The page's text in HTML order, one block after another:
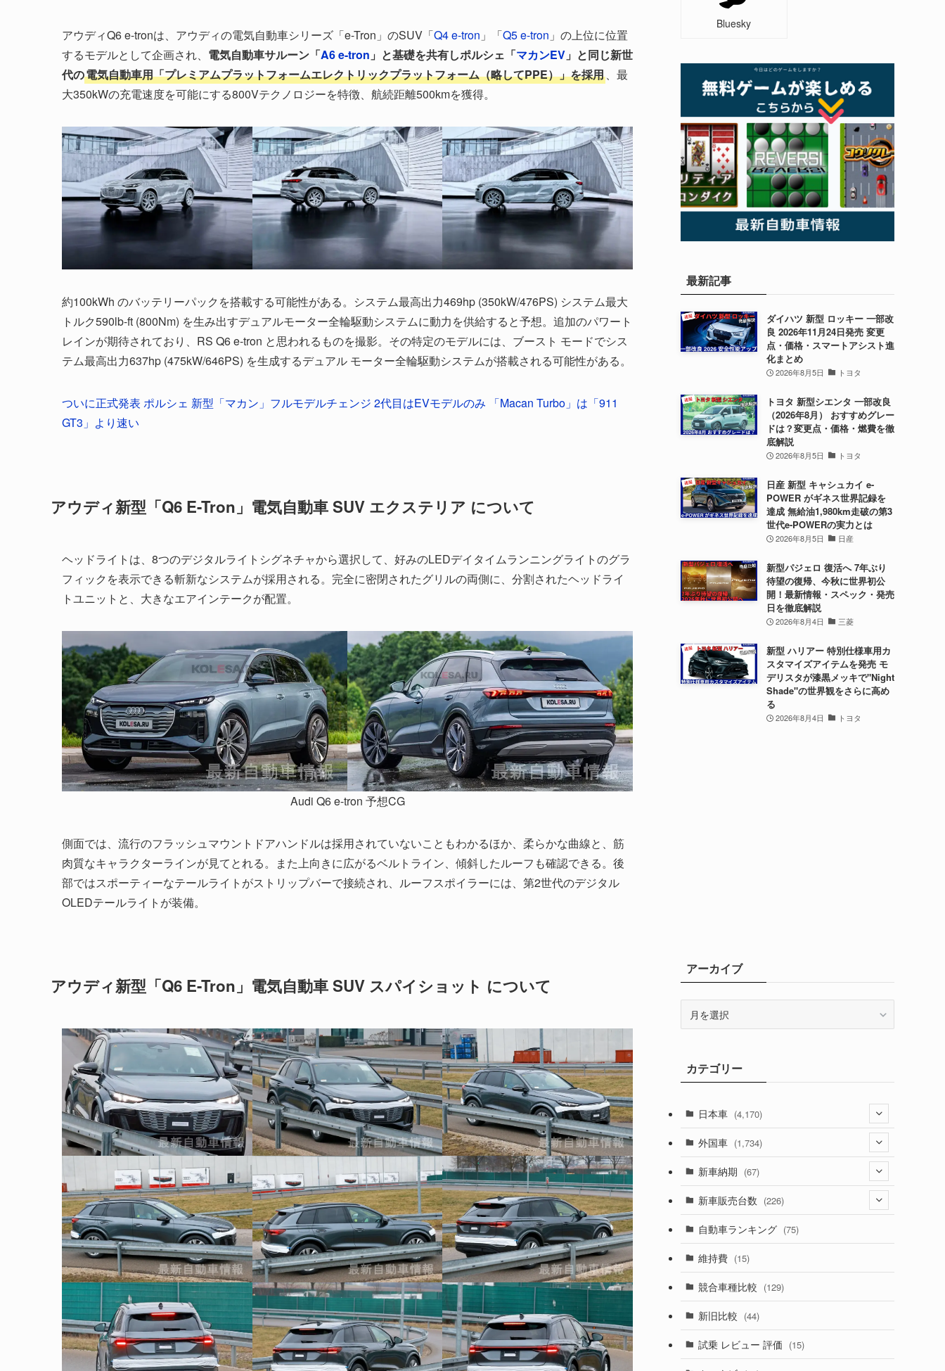
アウディQ6 e-tronは、アウディの電気自動車シリーズ「e-Tron」のSUV「Q4 e-tron 」「Q5 e-tron 」の上位に位置
するモデルとして企画され、 電気自動車サルーン「A6 e-tron 」と基礎を共有しポルシェ「マカンEV 」と同じ新世
代の電気自動車用「プレミアムプラットフォームエレクトリックプラットフォーム（略してPPE）」を採用、最
大350kWの充電速度を可能にする800Vテクノロジーを特徴、航続距離500kmを獲得。
約100kWh のバッテリーパックを搭載する可能性がある。システム最高出力469hp (350kW/476PS) システム最大
トルク590lb-ft (800Nm) を生み出すデュアルモーター全輪駆動システムに動力を供給すると予想。追加のパワート
レインが期待されており、RS Q6 e-tron と思われるものを撮影。その特定のモデルには、ブースト モードでシス
テム最高出力637hp (475kW/646PS) を生成するデュアル モーター全輪駆動システムが搭載される可能性がある。
ついに正式発表 ポルシェ 新型「マカン」フルモデルチェンジ 2代目はEVモデルのみ 「Macan Turbo」は「911
GT3」より速い
アウディ新型「Q6 E-Tron」電気自動車 SUV エクステリア について
ヘッドライトは、8つのデジタルライトシグネチャから選択して、好みのLEDデイタイムランニングライトのグラ
フィックを表示できる斬新なシステムが採用される。完全に密閉されたグリルの両側に、分割されたヘッドライ
トユニットと、大きなエアインテークが配置。
Audi Q6 e-tron 予想CG
側面では、流行のフラッシュマウントドアハンドルは採用されていないこともわかるほか、柔らかな曲線と、筋
肉質なキャラクターラインが見てとれる。また上向きに広がるベルトライン、傾斜したルーフも確認できる。後
部ではスポーティーなテールライトがストリップバーで接続され、ルーフスポイラーには、第2世代のデジタル
OLEDテールライトが装備。
アウディ新型「Q6 E-Tron」電気自動車 SUV スパイショット について
Bluesky
最新記事
ダイハツ 新型 ロッキー 一部改
良 2026年11月24日発売 変更
点・価格・スマートアシスト進
化まとめ
2026年8月5日 トヨタ
トヨタ 新型シエンタ 一部改良
（2026年8月） おすすめグレー
ドは？変更点・価格・燃費を徹
底解説
2026年8月5日 トヨタ
日産 新型 キャシュカイ e-
POWER がギネス世界記録を
達成 無給油1,980km走破の第3
世代e-POWERの実力とは
2026年8月5日 日産
新型パジェロ 復活へ 7年ぶり
待望の復帰、今秋に世界初公
開！最新情報・スペック・発売
日を徹底解説
2026年8月4日 三菱
新型 ハリアー 特別仕様車用カ
スタマイズアイテムを発売 モ
デリスタが漆黒メッキで"Night
Shade"の世界観をさらに高め
る
2026年8月4日 トヨタ
アーカイブ
ブカテゴリー
日本車 (4,170)
(1,320)
(329)
(525)
(356)
(328)
(194)
(230)
(253)
外国車 (1,734)
(188)
(242)
(85)
(84)
(14)
(222)
新車納期 (67)
(28)
(8)
(3)
(3)
(5)
新車販売台数 (226)
(21)
(5)
(7)
自動車ランキング (75)
維持費 (15)
競合車種比較 (129)
新旧比較 (44)
試乗 レビュー 評価 (15)